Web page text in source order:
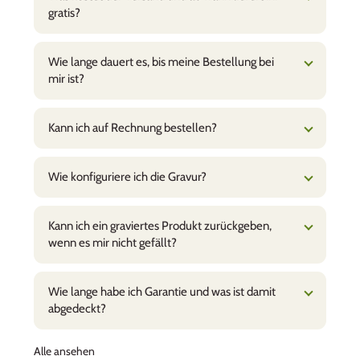
wie immer sehr schnell und die Gravur
Glaceförmchen - absoluter Hit
Bis zu 11 Kinder stehen Schlange für ein
Tolle Sache, sinnvolle Investition. Die Lieferung
Tolle Box, super Qualität!
Ich bin begeistert von der Box, der Verpackung,
sympathisch :-) Blitzschnelle Lieferung, das
gratis?
Wie lange dauert es, bis meine Bestellung bei
mir ist?
Kann ich auf Rechnung bestellen?
Wie konfiguriere ich die Gravur?
Kann ich ein graviertes Produkt zurückgeben,
wenn es mir nicht gefällt?
Wie lange habe ich Garantie und was ist damit
abgedeckt?
Alle ansehen